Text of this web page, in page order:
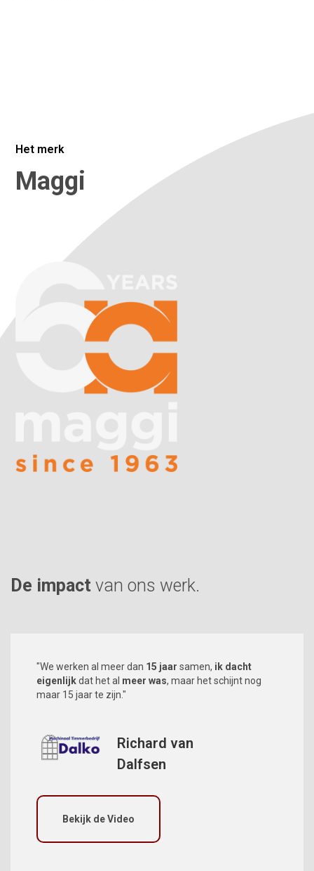
Het merk
Maggi
De impact van ons werk.
"We werken al meer dan 15 jaar samen, ik dacht
eigenlijkdat het al meer was, maar het schijnt nog
maar 15 jaar te zijn."
Richard van
Dalfsen
Bekijk de Video